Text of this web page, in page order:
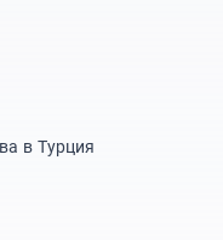
в Турция